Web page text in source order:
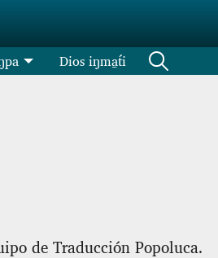
Dios iŋma̱t́i
de Traducción Popoluca.